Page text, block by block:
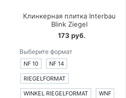
Клинкерная плитка Interbau
Blink Ziegel
173 руб.
Выберите формат
NF 10 NF 14
RIEGELFORMAT
WINKEL RIEGELFORMAT WNF